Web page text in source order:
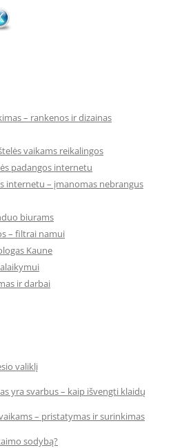
– rankenos ir dizainas
vaikams reikalingos
padangos internetu
internetu – įmanomas nebrangus
biurams
– filtrai namui
Kaune
ir darbai
valiklį
yra svarbus – kaip išvengti klaidų
– pristatymas ir surinkimas
sodybą?